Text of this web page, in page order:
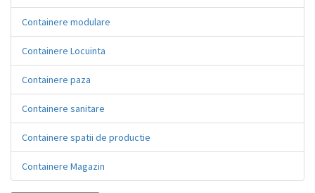
Containere modulare
Containere Locuinta
Containere paza
Containere sanitare
Containere spatii de productie
Containere Magazin